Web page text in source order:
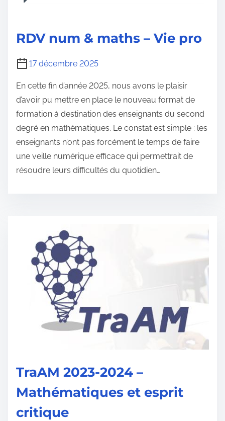
RDV num & maths – Vie pro
17 décembre 2025
En cette fin d’année 2025, nous avons le plaisir
d’avoir pu mettre en place le nouveau format de
formation à destination des enseignants du second
degré en mathématiques. Le constat est simple : les
enseignants n’ont pas forcément le temps de faire
une veille numérique efficace qui permettrait de
résoudre leurs difficultés du quotidien…
TraAM 2023-2024 –
Mathématiques et esprit
critique